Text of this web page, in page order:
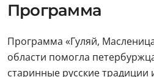
Программа
Программа «Гуляй,
области помогла
старинные русские традиции